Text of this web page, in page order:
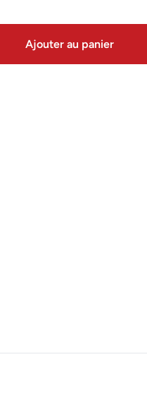
Ajouter au panier